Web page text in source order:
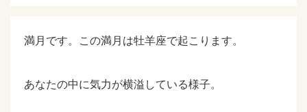
満月です。この満月は牡羊座で起こります。
あなたの中に気力が横溢している様子。